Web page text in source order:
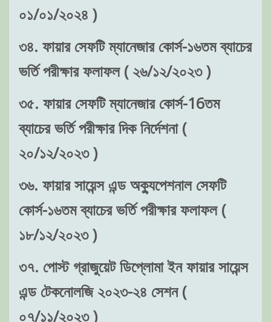
০১/০১/২০২৪ )
৩৪. ফায়ার সেফটি ম্যানেজার কোর্স-১৬তম ব্যাচের
ভর্তি পরীক্ষার ফলাফল ( ২৬/১২/২০২৩ )
৩৫. ফায়ার সেফটি ম্যানেজার কোর্স-16তম
ব্যাচের ভর্তি পরীক্ষার দিক নির্দেশনা (
২০/১২/২০২৩ )
৩৬. ফায়ার সায়েন্স এন্ড অক্যুপেশনাল সেফটি
কোর্স-১৬তম ব্যাচের ভর্তি পরীক্ষার ফলাফল (
১৮/১২/২০২৩ )
৩৭. পোস্ট গ্রাজুয়েট ডিপ্লোমা ইন ফায়ার সায়েন্স
এন্ড টেকনোলজি ২০২৩-২৪ সেশন (
০৭/১১/২০২৩ )